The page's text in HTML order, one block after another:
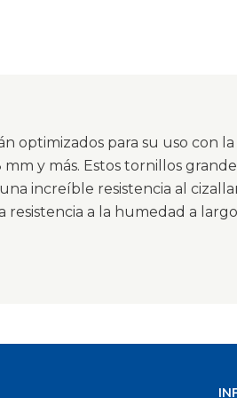
optimizados para su uso con
y más. Estos tornillos
increíble resistencia al
resistencia a la humedad a